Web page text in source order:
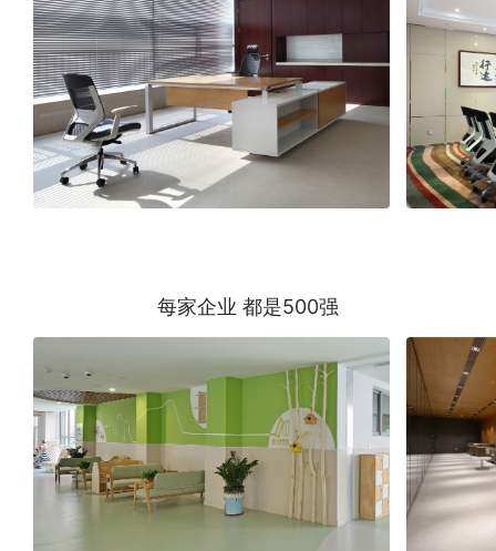
每家企业 都是500强